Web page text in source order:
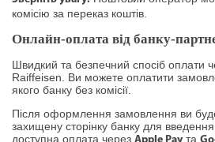
комісію за переказ коштів.
Онлайн-оплата від банку-
Швидкий та безпечний спосіб оплати
Raiffeisen. Ви можете оплатити
якого банку без комісії.
Після оформлення замовлення ви
захищену сторінку банку для
доступна оплата через
та